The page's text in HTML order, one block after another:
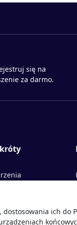
się na
za darmo.
sprawdź ich do